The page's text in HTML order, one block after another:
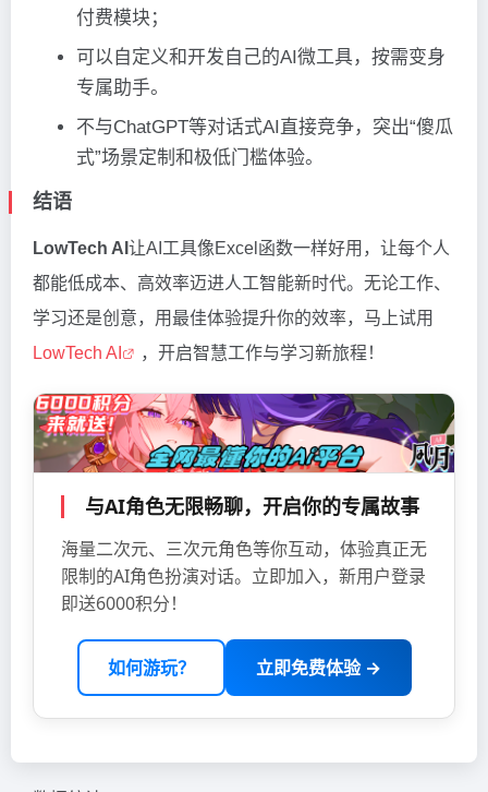
付费模块；
可以自定义和开发自己的AI微工具，按需变身
专属助手。
不与ChatGPT等对话式AI直接竞争，突出“傻瓜
式”场景定制和极低门槛体验。
结语
LowTech AI 让AI工具像Excel函数一样好用，让每个人
都能低成本、高效率迈进人工智能新时代。无论工作、
学习还是创意，用最佳体验提升你的效率，马上试用
LowTech AI
，开启智慧工作与学习新旅程！
与AI角色无限畅聊，开启你的专属故事
海量二次元、三次元角色等你互动，体验真正无
限制的AI角色扮演对话。立即加入，新用户登录
即送6000积分！
如何游玩？ 立即免费体验 →